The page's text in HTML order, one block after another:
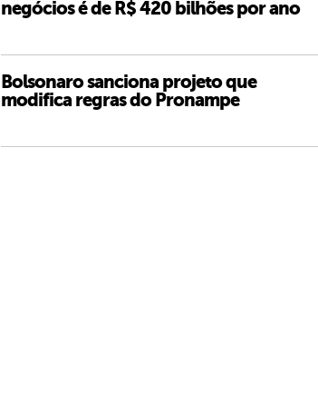
negócios é de R$ 420 bilhões por ano
Bolsonaro sanciona projeto que
modifica regras do Pronampe